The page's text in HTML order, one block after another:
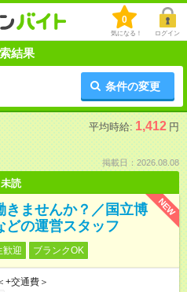
0
気になる！ ログイン
結果
条件の変更
平均時給: 1,412 円
掲載日：2026.08.08
未読
NEW
きませんか？／国立博
どの運営スタッフ
歓迎 ブランクOK
+交通費＞